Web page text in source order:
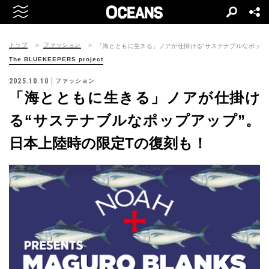
トップ ファッション 「海とともに生きる」ノアが仕掛ける“サステナブルなポッ
The BLUEKEEPERS project
2025.10.10 ファッション
「海とともに生きる」ノアが仕掛け
る“サステナブルなポップアップ”。
日本上陸時の限定Tの復刻も！